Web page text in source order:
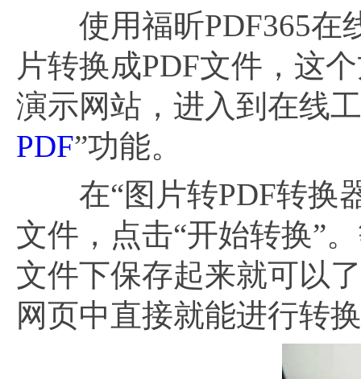
使用福昕PDF365在
片转换成PDF文件，这
演示网站，进入到在线
PDF”功能。
在“图片转PDF转换器
文件，点击“开始转换”
文件下保存起来就可以
网页中直接就能进行转